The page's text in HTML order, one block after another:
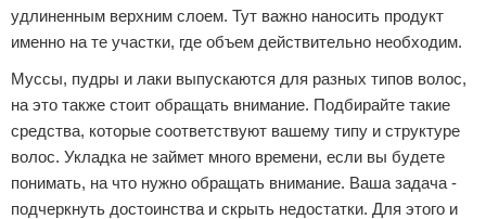
удлиненным верхним слоем. Тут важно наносить продукт
именно на те участки, где объем действительно необходим.
Муссы, пудры и лаки выпускаются для разных типов волос,
на это также стоит обращать внимание. Подбирайте такие
средства, которые соответствуют вашему типу и структуре
волос. Укладка не займет много времени, если вы будете
понимать, на что нужно обращать внимание. Ваша задача -
подчеркнуть достоинства и скрыть недостатки. Для этого и